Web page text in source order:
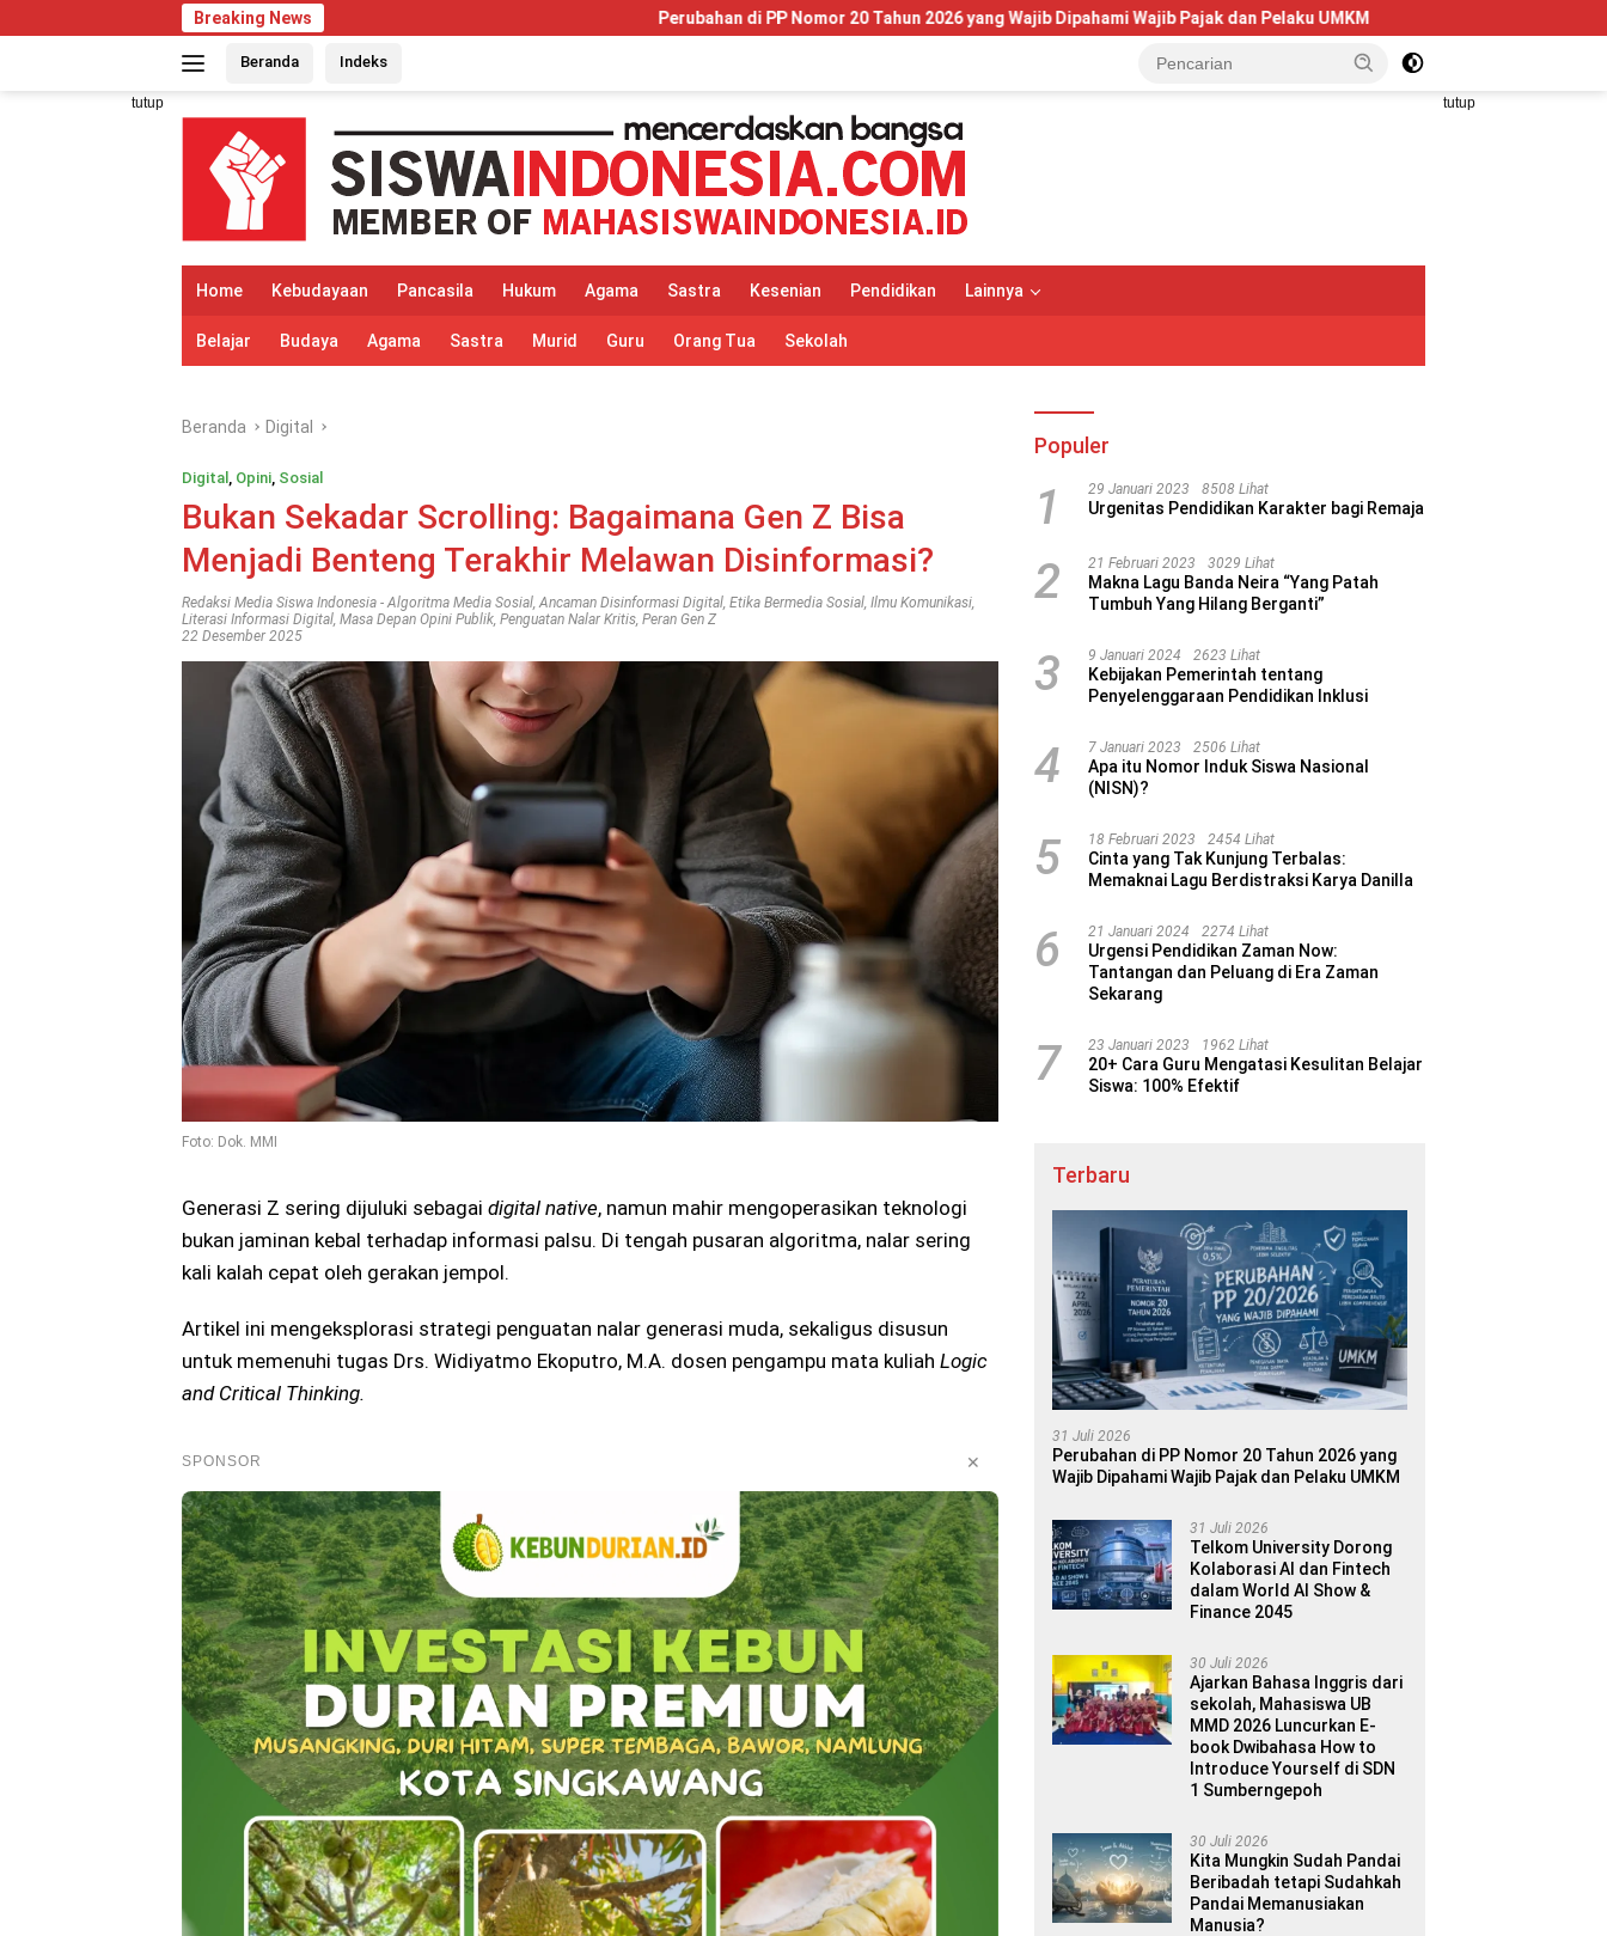
ke
Breaking News Perubahan di PP Nomor 20 Tahun 2026 yang Wajib Dipahami Wajib Pajak dan Pelaku UMKM Telkom University Dorong Kolaborasi AI dan
Beranda Indeks
tutup tutup
Home Kebudayaan Pancasila Hukum Agama Sastra Kesenian Pendidikan Lainnya
Belajar Budaya Agama Sastra Murid Guru Orang Tua Sekolah
Beranda Digital
Digital , Opini, Sosial
Bukan Sekadar Scrolling: Bagaimana Gen Z Bisa
Menjadi Benteng Terakhir Melawan Disinformasi?
Redaksi Media Siswa Indonesia -Algoritma Media Sosial,Ancaman Disinformasi Digital, Etika Bermedia Sosial, Ilmu Komunikasi,
Literasi Informasi Digital, Masa Depan Opini Publik, Penguatan Nalar Kritis, Peran Gen Z
22 Desember 2025
Foto: Dok. MMI
Generasi Z sering dijuluki sebagai digital native, namun mahir mengoperasikan teknologi
bukan jaminan kebal terhadap informasi palsu. Di tengah pusaran algoritma, nalar sering
kali kalah cepat oleh gerakan jempol.
Artikel ini mengeksplorasi strategi penguatan nalar generasi muda, sekaligus disusun
untuk memenuhi tugas Drs. Widiyatmo Ekoputro, M.A. dosen pengampu mata kuliah Logic
and Critical Thinking.
SPONSOR ✕
Populer
1 29 Januari 2023 8508 Lihat
Urgenitas Pendidikan Karakter bagi Remaja
2 21 Februari 2023 3029 Lihat
Makna Lagu Banda Neira “Yang Patah
Tumbuh Yang Hilang Berganti”
3 9 Januari 2024 2623 Lihat
Kebijakan Pemerintah tentang
Penyelenggaraan Pendidikan Inklusi
4 7 Januari 2023 2506 Lihat
Apa itu Nomor Induk Siswa Nasional
(NISN)?
5 18 Februari 2023 2454 Lihat
Cinta yang Tak Kunjung Terbalas:
Memaknai Lagu Berdistraksi Karya Danilla
6 21 Januari 2024 2274 Lihat
Urgensi Pendidikan Zaman Now:
Tantangan dan Peluang di Era Zaman
Sekarang
7 23 Januari 2023 1962 Lihat
20+ Cara Guru Mengatasi Kesulitan Belajar
Siswa: 100% Efektif
Terbaru
31 Juli 2026
Perubahan di PP Nomor 20 Tahun 2026 yang
Wajib Dipahami Wajib Pajak dan Pelaku UMKM
31 Juli 2026
Telkom University Dorong
Kolaborasi AI dan Fintech
dalam World AI Show &
Finance 2045
30 Juli 2026
Ajarkan Bahasa Inggris dari
sekolah, Mahasiswa UB
MMD 2026 Luncurkan E-
book Dwibahasa How to
Introduce Yourself di SDN
1 Sumberngepoh
30 Juli 2026
Kita Mungkin Sudah Pandai
Beribadah tetapi Sudahkah
Pandai Memanusiakan
Manusia?